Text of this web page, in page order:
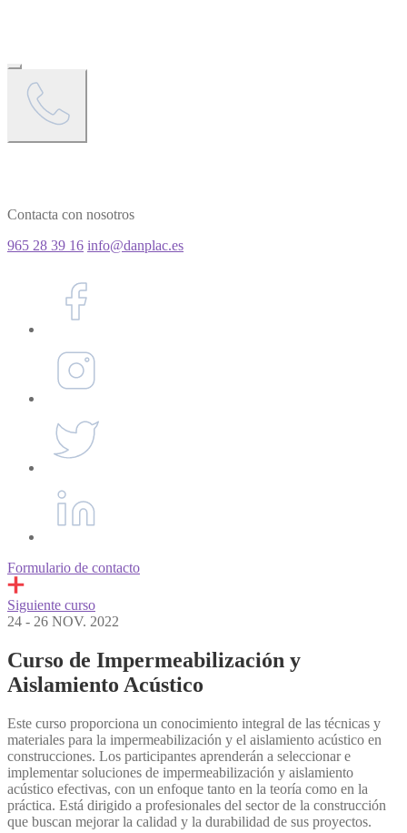
Contacta con nosotros
965 28 39 16 info@danplac.es
Formulario de contacto
Siguiente curso
24 - 26 NOV. 2022
Curso de Impermeabilización y
Aislamiento Acústico
Este curso proporciona un conocimiento integral de las técnicas y
materiales para la impermeabilización y el aislamiento acústico en
construcciones. Los participantes aprenderán a seleccionar e
implementar soluciones de impermeabilización y aislamiento
acústico efectivas, con un enfoque tanto en la teoría como en la
práctica. Está dirigido a profesionales del sector de la construcción
que buscan mejorar la calidad y la durabilidad de sus proyectos.